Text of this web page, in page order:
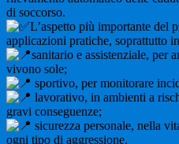
di soccorso.
L’aspetto più importante del
applicazioni pratiche, soprattutto
sanitario e assistenziale, per
vivono sole;
sportivo, per monitorare
lavorativo, in ambienti a
gravi conseguenze;
sicurezza personale, nella
ogni tipo di aggressione.